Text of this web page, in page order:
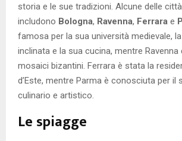
storia e le sue tradizioni. Alcune delle
includono Bologna, Ravenna, Ferrara e
famosa per la sua università medievale,
inclinata e la sua cucina, mentre
mosaici bizantini. Ferrara è stata la
d’Este, mentre Parma è conosciuta per il
culinario e artistico.
Le spiagge